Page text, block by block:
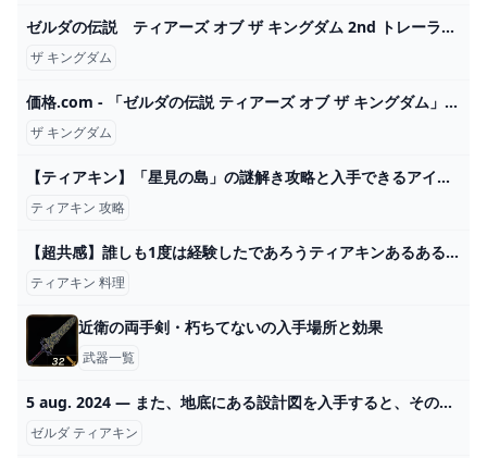
ゼルダの伝説 ティアーズ オブ ザ キングダム 2nd トレーラー - YouTube
ザ キングダム
価格.com - 「ゼルダの伝説 ティアーズ オブ ザ キングダム」が特別セット価格に、本日5月28日まで
ザ キングダム
【ティアキン】「星見の島」の謎解き攻略と入手できるアイテム - ゼルダの伝説 ティアーズオブザキングダム 攻略Wiki ティアキン ： ヘイグ攻略まとめWiki
ティアキン 攻略
【超共感】誰しも1度は経験したであろうティアキンあるある20連発【ゼルダの伝説ティアーズオブザキングダム】 - YouTube
ティアキン 料理
近衛の両手剣・朽ちてないの入手場所と効果
武器一覧
5 aug. 2024 — また、地底にある設計図を入手すると、その設計図を呼び出して作成することも可能です。 2024
ゼルダ ティアキン